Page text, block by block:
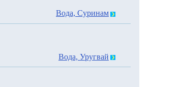
Вода, Суринам
Вода, Уругвай